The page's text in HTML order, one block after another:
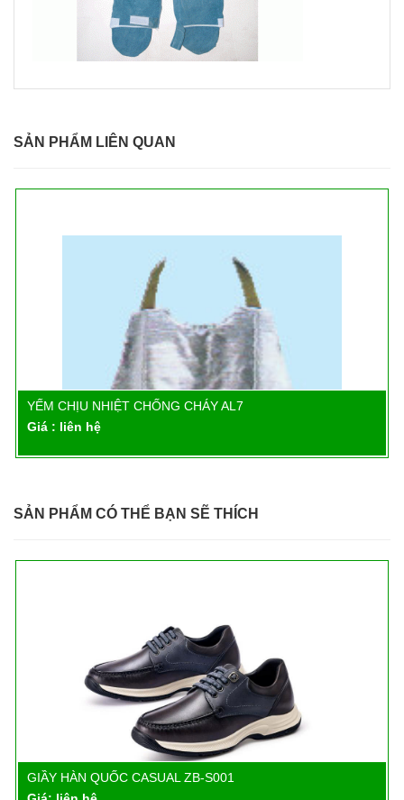
SẢN PHẨM LIÊN QUAN
Chi tiết
YẾM CHỊU NHIỆT CHỐNG CHÁY AL7
Giá : liên hệ
SẢN PHẨM CÓ THỂ BẠN SẼ THÍCH
Chi tiết
GIẦY HÀN QUỐC CASUAL ZB-S001